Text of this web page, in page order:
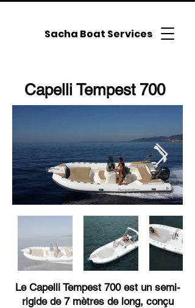
Sacha Boat Services
Capelli Tempest 700
Le Capelli Tempest 700 est un semi-
rigide de 7 mètres de long, conçu